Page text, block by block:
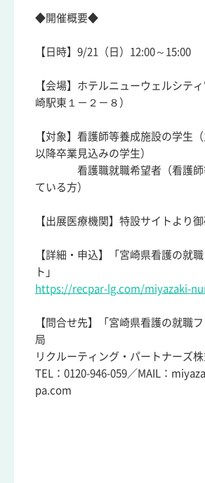
◆開催概要◆
【日時】9/21（日）12:00～15:00
【会場】ホテルニューウェルシテ
崎駅東１－２－８）
【対象】看護師等養成施設の学生
以降卒業見込みの学生）
看護職就職希望者（看護師
ている方）
【出展医療機関】特設サイトより御
【詳細・申込】「宮崎県看護の就
ト」
https://recpar-lg.com/miyazaki-
【問合せ先】「宮崎県看護の就職
局
リクルーティング・パートナーズ
TEL：0120-946-059／MAIL：
pa.com